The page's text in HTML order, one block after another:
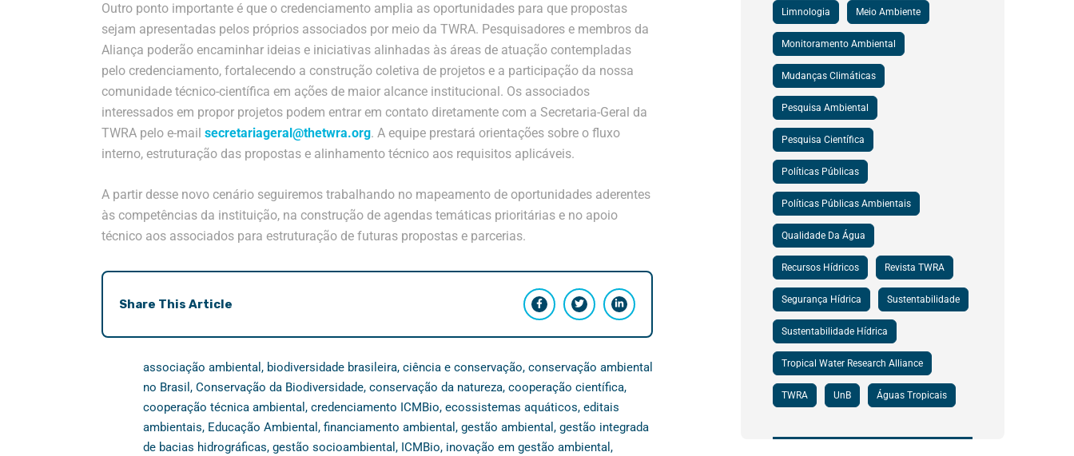
Outro ponto importante é que o credenciamento amplia as oportunidades para que propostas
sejam apresentadas pelos próprios associados por meio da TWRA. Pesquisadores e membros da
Aliança poderão encaminhar ideias e iniciativas alinhadas às áreas de atuação contempladas
pelo credenciamento, fortalecendo a construção coletiva de projetos e a participação da nossa
comunidade técnico-científica em ações de maior alcance institucional. Os associados
interessados em propor projetos podem entrar em contato diretamente com a Secretaria-Geral da
TWRA pelo e-mail secretariageral@thetwra.org. A equipe prestará orientações sobre o fluxo
interno, estruturação das propostas e alinhamento técnico aos requisitos aplicáveis.
A partir desse novo cenário seguiremos trabalhando no mapeamento de oportunidades aderentes
às competências da instituição, na construção de agendas temáticas prioritárias e no apoio
técnico aos associados para estruturação de futuras propostas e parcerias.
Share This Article
associação ambiental , biodiversidade brasileira, ciência e conservação, conservação ambiental
no Brasil , Conservação da Biodiversidade, conservação da natureza, cooperação científica,
cooperação técnica ambiental , credenciamento ICMBio, ecossistemas aquáticos, editais
ambientais, Educação Ambiental , financiamento ambiental , gestão ambiental , gestão integrada
de bacias hidrográficas, gestão socioambiental , ICMBio, inovação em gestão ambiental ,
Limnologia Meio Ambiente
Monitoramento Ambiental
Mudanças Climáticas
Pesquisa Ambiental
Pesquisa Científica
Políticas Públicas
Políticas Públicas Ambientais
Qualidade Da Água
Recursos Hídricos Revista TWRA
Segurança Hídrica Sustentabilidade
Sustentabilidade Hídrica
Tropical Water Research Alliance
TWRA UnB Águas Tropicais